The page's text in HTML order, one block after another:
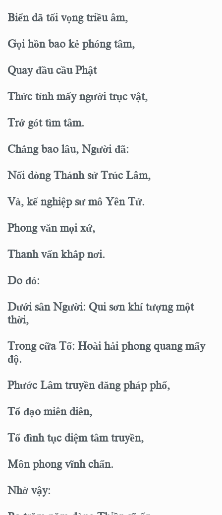
Biển dã tối vọng triều âm,
Gọi hồn bao kẻ phóng tâm,
Quay đầu cầu Phật
Thức tỉnh mấy người trục vật,
Trở gót tìm tâm.
Chẳng bao lâu, Người đã:
Nối dòng Thánh sử Trúc Lâm,
Và, kế nghiệp sư mô Yên Tử.
Phong văn mọi xứ,
Thanh vấn khắp nơi.
Do đó:
Dưới sân Người: Qui sơn khí tượng một
thời,
Trong cữa Tổ: Hoài hải phong quang mấy
độ.
Phước Lâm truyền đăng pháp phổ,
Tổ đạo miên diên,
Tổ đình tục diệm tâm truyền,
Môn phong vĩnh chấn.
Nhờ vậy: